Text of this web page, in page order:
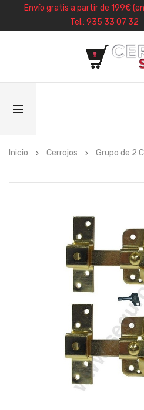
Envío gratis a partir de 199€
Tel.: 935 33 07 32
Inicio Cerrojos Grupo de 2